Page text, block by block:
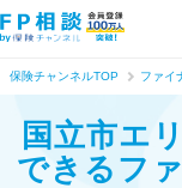
保険チャンネルTOP ファイ
国立市エ
できる フ